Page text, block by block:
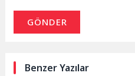
GÖNDER
Benzer Yazılar